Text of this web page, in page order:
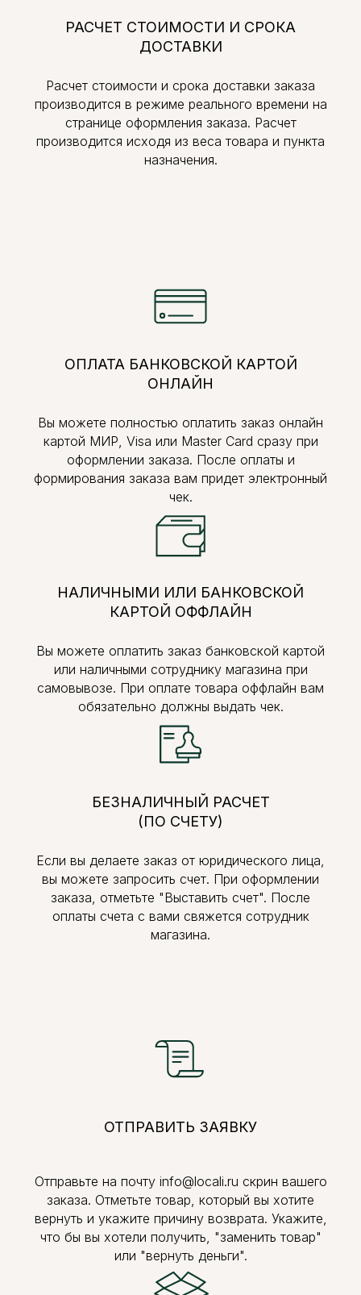
РАСЧЕТ СТОИМОСТИ И СРОКА
ДОСТАВКИ
Расчет стоимости и срока доставки заказа
производится в режиме реального времени на
странице оформления заказа. Расчет
производится исходя из веса товара и пункта
назначения.
ОПЛАТА БАНКОВСКОЙ КАРТОЙ
ОНЛАЙН
Вы можете полностью оплатить заказ онлайн
картой МИР, Visa или Master Card сразу при
оформлении заказа. После оплаты и
формирования заказа вам придет электронный
чек.
НАЛИЧНЫМИ ИЛИ БАНКОВСКОЙ
КАРТОЙ ОФФЛАЙН
Вы можете оплатить заказ банковской картой
или наличными сотруднику магазина при
самовывозе. При оплате товара оффлайн вам
обязательно должны выдать чек.
БЕЗНАЛИЧНЫЙ РАСЧЕТ
(ПО СЧЕТУ)
Если вы делаете заказ от юридического лица,
вы можете запросить счет. При оформлении
заказа, отметьте "Выставить счет". После
оплаты счета с вами свяжется сотрудник
магазина.
ОТПРАВИТЬ ЗАЯВКУ
Отправьте на почту info@locali.ru скрин вашего
заказа. Отметьте товар, который вы хотите
вернуть и укажите причину возврата. Укажите,
что бы вы хотели получить, "заменить товар"
или "вернуть деньги".